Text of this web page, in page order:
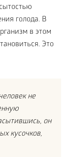
голода. В
в этом
Это
не
он
кусочков,